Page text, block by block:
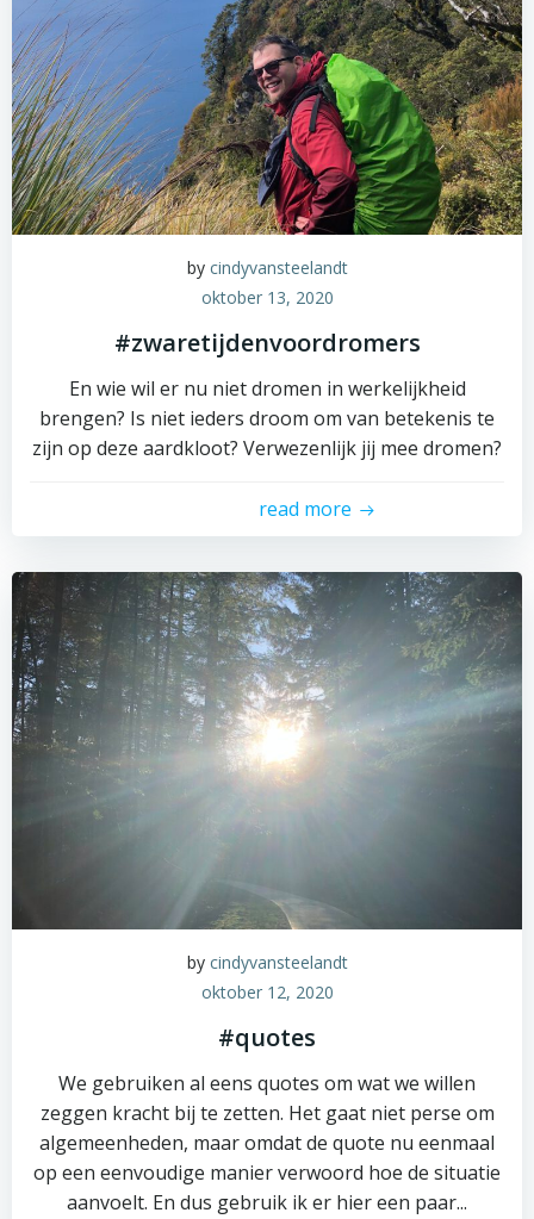
by cindyvansteelandt
oktober 13, 2020
#zwaretijdenvoordromers
En wie wil er nu niet dromen in werkelijkheid
brengen? Is niet ieders droom om van betekenis te
zijn op deze aardkloot? Verwezenlijk jij mee dromen?
read more
by cindyvansteelandt
oktober 12, 2020
#quotes
We gebruiken al eens quotes om wat we willen
zeggen kracht bij te zetten. Het gaat niet perse om
algemeenheden, maar omdat de quote nu eenmaal
op een eenvoudige manier verwoord hoe de situatie
aanvoelt. En dus gebruik ik er hier een paar...